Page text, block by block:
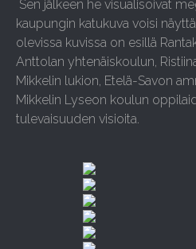
Sen jälkeen he visualisoivat
kaupungin katukuva voisi
olevissa kuvissa on esillä
Anttolan yhtenäiskoulun,
Mikkelin lukion, Etelä-Savon
Mikkelin Lyseon koulun
tulevaisuuden visioita.